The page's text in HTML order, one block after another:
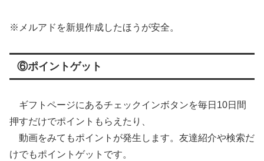
※メルアドを新規作成したほうが安全。
⑥ポイントゲット
ギフトページにあるチェックインボタンを毎日10日間
押すだけでポイントもらえたり、
動画をみてもポイントが発生します。友達紹介や検索だ
けでもポイントゲットです。